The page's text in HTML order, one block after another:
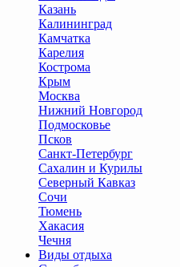
Казань
Калининград
Камчатка
Карелия
Кострома
Крым
Москва
Нижний Новгород
Подмосковье
Псков
Санкт-Петербург
Сахалин и Курилы
Северный Кавказ
Сочи
Тюмень
Хакасия
Чечня
Виды отдыха